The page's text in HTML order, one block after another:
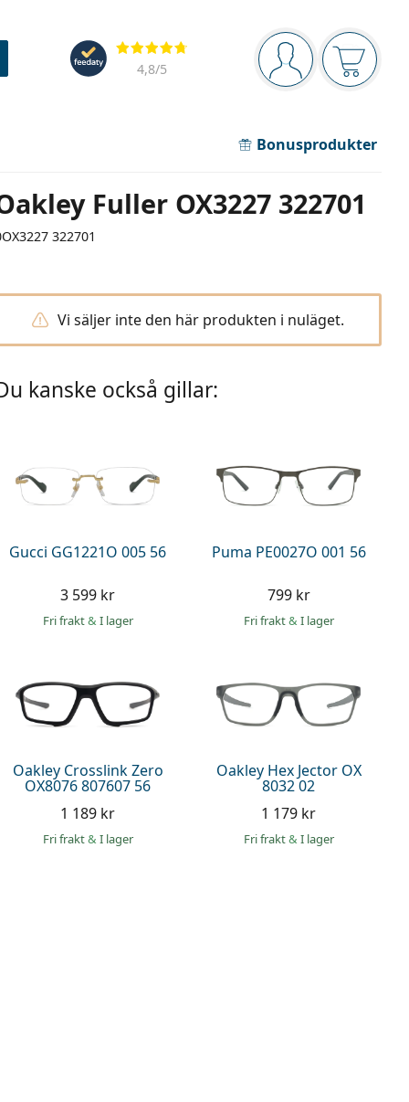
Navigeringsmeny
Du är inloggad
Recensioner
4,8/5
Bonusprodukter
Fuller OX3227 322701
322701
Vi säljer inte den här produkten i nuläget.
kanske också gillar:
Gucci GG1221O 005 56
3 599 kr
Fri frakt& I lager
Puma PE0027O 001 56
799 kr
Fri frakt& I lager
Oakley Crosslink Zero
OX8076 807607 56
1 189 kr
Fri frakt& I lager
Oakley Hex Jector OX
8032 02
1 179 kr
Fri frakt& I lager